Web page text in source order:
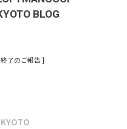
BLOG
了のご報告 ]